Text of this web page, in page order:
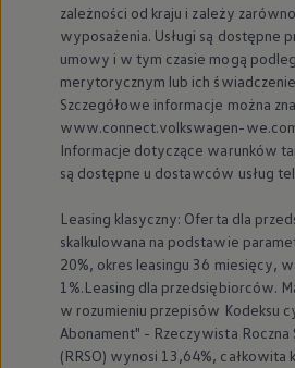
zależności od kraju i zależy
wyposażenia. Usługi są dostępne
umowy i w tym czasie mogą
merytorycznym lub ich
Szczegółowe informacje można
www.connect.volkswagen-
Informacje dotyczące warunków
są dostępne u dostawców usług
Leasing klasyczny: Oferta dla
skalkulowana na podstawie
20%, okres leasingu 36 miesięcy,
1%.Leasing dla przedsiębiorców.
w rozumieniu przepisów Kodeksu
Abonament" - Rzeczywista
(RRSO) wynosi 13,64%,